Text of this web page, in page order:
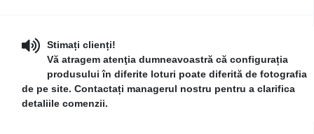
Stimați clienți!
Vă atragem atenţia dumneavoastră că configurația
produsului în diferite loturi poate diferită de fotografia
de pe site. Contactați managerul nostru pentru a clarifica
detaliile comenzii.